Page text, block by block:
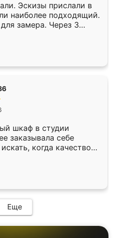
Эскизы прислали в
наиболее подходящий.
замера. Через 3
готова. Остались
Спасибо Ренессанс
работу!
шкаф в студии
заказывала себе
когда качеством
кухня уже почти
нет.
Еще